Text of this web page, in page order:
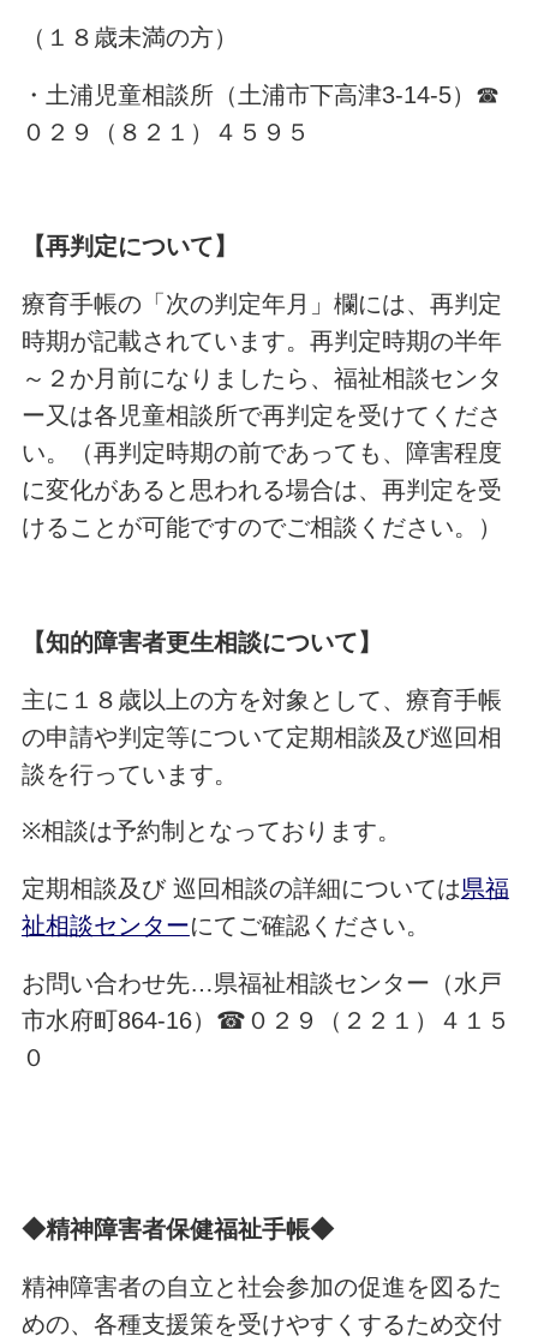
（１８歳未満の方）
・土浦児童相談所（土浦市下高津3-14-5）☎
０２９（８２１）４５９５
【再判定について】
療育手帳の「次の判定年月」欄には、再判定
時期が記載されています。再判定時期の半年
～２か月前になりましたら、福祉相談センタ
ー又は各児童相談所で再判定を受けてくださ
い。（再判定時期の前であっても、障害程度
に変化があると思われる場合は、再判定を受
けることが可能ですのでご相談ください。）
【知的障害者更生相談について】
主に１８歳以上の方を対象として、療育手帳
の申請や判定等について定期相談及び巡回相
談を行っています。
※相談は予約制となっております。
定期相談及び 巡回相談の詳細については県福
祉相談センターにてご確認ください。
お問い合わせ先…県福祉相談センター（水戸
市水府町864-16） ☎ ０２９（２２１）４１５
０
◆精神障害者保健福祉手帳◆
精神障害者の自立と社会参加の促進を図るた
めの、各種支援策を受けやすくするため交付